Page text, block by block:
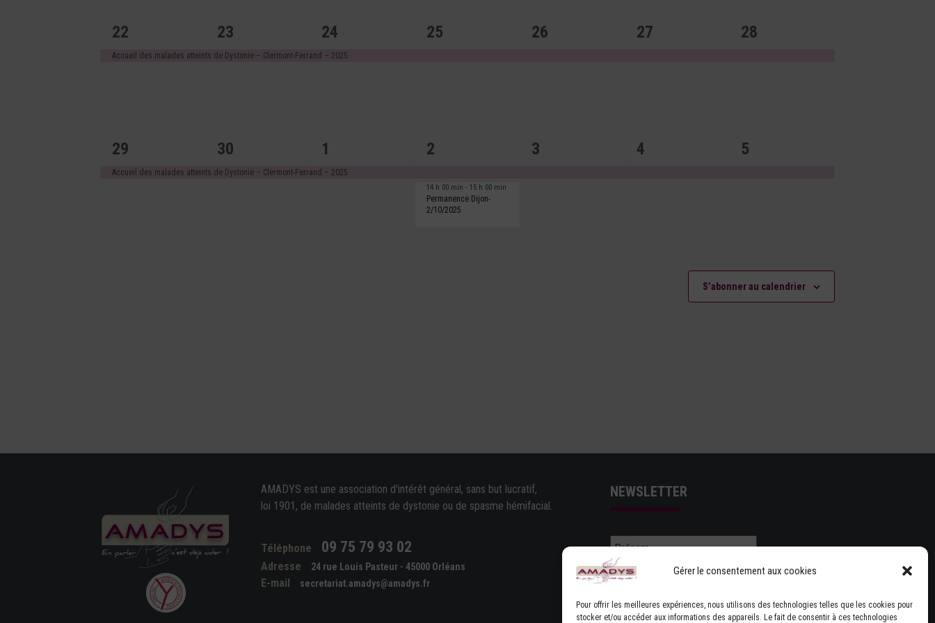
Gérer le consentement aux cookies
Pour offrir les meilleures expériences, nous utilisons des technologies telles que les cookies pour
stocker et/ou accéder aux informations des appareils. Le fait de consentir à ces technologies
1
évènement,
22
Accueil des malades atteints de Dystonie – Clermont-Ferrand – 2025
1
évènement,
23
1
évènement,
24
1
25
1
26
1
27
1
28
1
évènement,
29
Accueil des malades atteints de Dystonie – Clermont-Ferrand – 2025
1
évènement,
30
1
évènement,
1
2
2
14 h 00 min-15 h 00 min
Permanence Dijon-
2/10/2025
1
3
1
4
1
5
S’abonner au calendrier
AMADYS est une association d'intérêt général, sans but lucratif,
loi 1901, de malades atteints de dystonie ou de spasme hémifacial.
Téléphone 09 75 79 93 02
Adresse 24 rue Louis Pasteur - 45000 Orléans
E-mail secretariat.amadys@amadys.fr
NEWSLETTER